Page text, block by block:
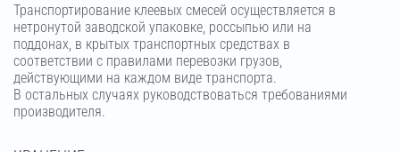
Транспортирование клеевых смесей осуществляется в
нетронутой заводской упаковке, россыпью или на
поддонах, в крытых транспортных средствах в
соответствии с правилами перевозки грузов,
действующими на каждом виде транспорта.
В остальных случаях руководствоваться требованиями
производителя.